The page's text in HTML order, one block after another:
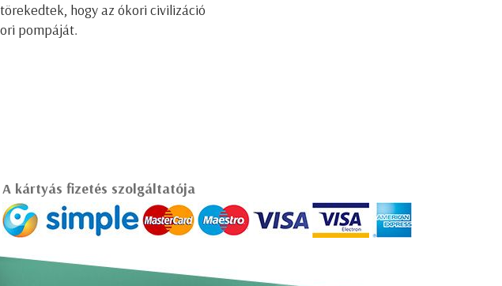
hogy az ókori civilizáció
pompáját.
A kártyás fizetés szolgáltatója